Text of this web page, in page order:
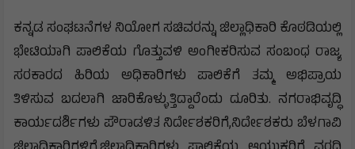
ಕನ್ನಡ ಸಂಘಟನೆಗಳ ನಿಯೋಗ ಸಚಿವರನ್ನು ಜಿಲ್ಲಾಧಿಕಾರಿ ಕೊಠಡಿಯಲ್ಲಿ
ಭೇಟಿಯಾಗಿ ಪಾಲಿಕೆಯ ಗೊತ್ತುವಳಿ ಅಂಗೀಕರಿಸುವ ಸಂಬಂಧ ರಾಜ್ಯ
ಸರಕಾರದ ಹಿರಿಯ ಅಧಿಕಾರಿಗಳು ಪಾಲಿಕೆಗೆ ತಮ್ಮ ಅಭಿಪ್ರಾಯ
ತಿಳಿಸುವ ಬದಲಾಗಿ ಜಾರಿಕೊಳ್ಳುತ್ತಿದ್ದಾರೆಂದು ದೂರಿತು. ನಗರಾಭಿವೃದ್ಧಿ
ಕಾರ್ಯದರ್ಶಿಗಳು ಪೌರಾಡಳಿತ ನಿರ್ದೇಶಕರಿಗೆ,ನಿರ್ದೇಶಕರು ಬೆಳಗಾವಿ